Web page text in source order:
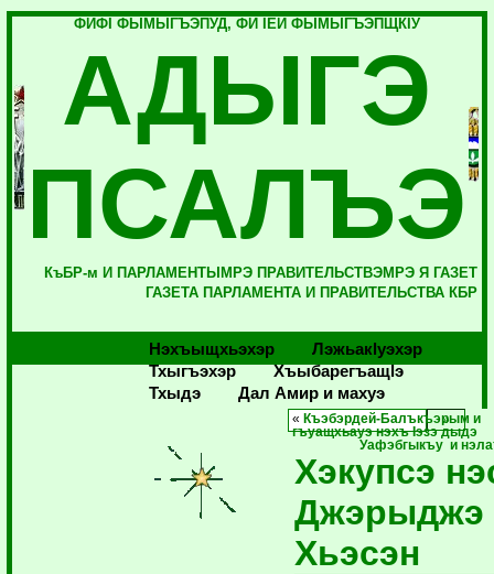
ФИФI ФЫМЫГЪЭПУД, ФИ IЕЙ ФЫМЫГЪЭПЩКIУ
АДЫГЭ
ПСАЛЪЭ
КъБР-м И ПАРЛАМЕНТЫМРЭ ПРАВИТЕЛЬСТВЭМРЭ Я ГАЗЕТ
ГАЗЕТА ПАРЛАМЕНТА И ПРАВИТЕЛЬСТВА КБР
Нэхъыщхьэхэр
Лэжьакlуэхэр
Тхыгъэхэр
Хъыбарегъащlэ
Тхыдэ
Дал Амир и махуэ
« Къэбэрдей-Балъкъэрым и
гъуащхьауэ нэхъ Iэзэ дыдэ
Уафэбгыкъу и
Хэкупсэ
Джэрыджэ
Хьэсэн